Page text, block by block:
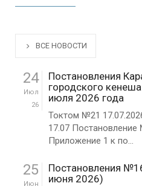
ВСЕ НОВОСТИ
24
Июл
26
Постановления
городского
июля 2026 года
Токтом №21
17.07 Постановление
Приложение 1 к по...
25
Июн
Постановления
июня 2026)